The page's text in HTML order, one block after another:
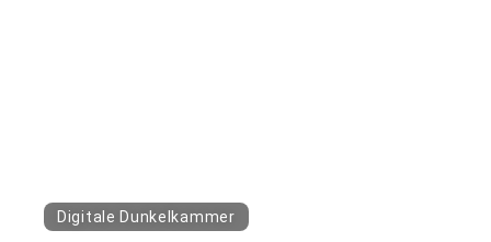
Digitale Dunkelkammer